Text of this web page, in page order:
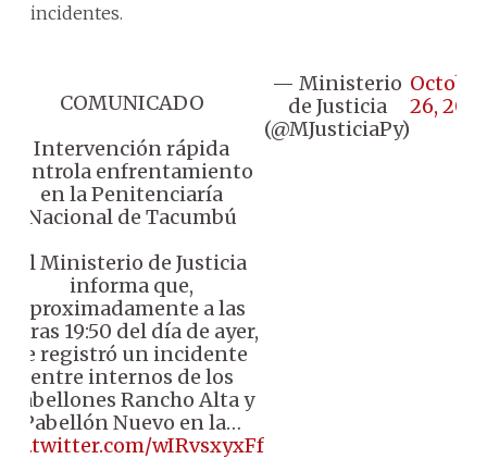
incidentes.
COMUNICADO
Intervención rápida
controla enfrentamiento
en la Penitenciaría
Nacional de Tacumbú
El Ministerio de Justicia
informa que,
aproximadamente a las
horas 19:50 del día de ayer,
se registró un incidente
entre internos de los
pabellones Rancho Alta y
Pabellón Nuevo en la…
pic.twitter.com/wIRvsxyxFf
— Ministerio
de Justicia
(@MJusticiaPy)
October
26, 2025